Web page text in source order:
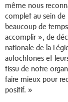
même nous
complet au sein de
beaucoup de
accomplir », de
nationale de la
autochtones et
tissu de notre
faire mieux pour
positif. »